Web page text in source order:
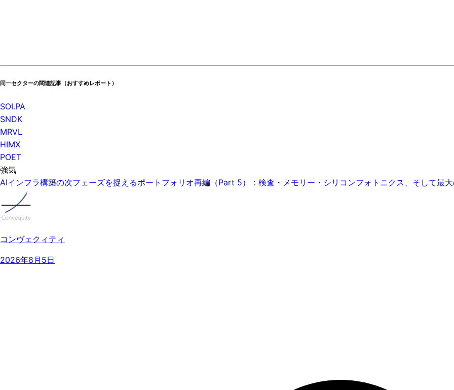
同一セクターの関連記事（おすすめレポート）
SOI.PA
SNDK
MRVL
HIMX
POET
強気
AIインフラ構築の次フェーズを捉えるポートフォリオ再編（Part 5）：検査・メモリー・シリコンフォトニクス、そして最
コンヴェクィティ
2026年8月5日